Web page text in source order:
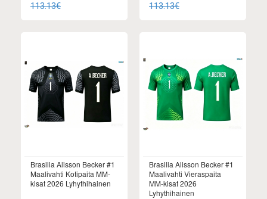
113.13€
113.13€
Brasilia Alisson Becker #1
Maalivahti Kotipaita MM-
kisat 2026 Lyhythihainen
Brasilia Alisson Becker #1
Maalivahti Vieraspaita
MM-kisat 2026
Lyhythihainen